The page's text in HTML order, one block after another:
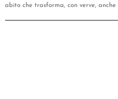
abito che trasforma, con verve,